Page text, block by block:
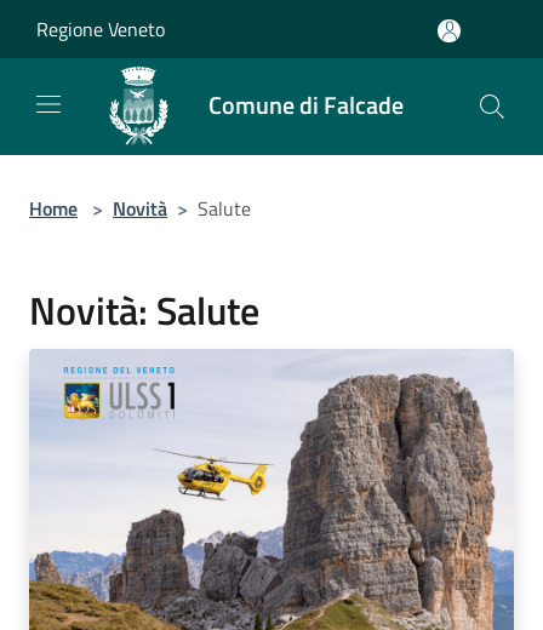
Regione Veneto
Comune di Falcade
Home > Novità > Salute
Novità: Salute